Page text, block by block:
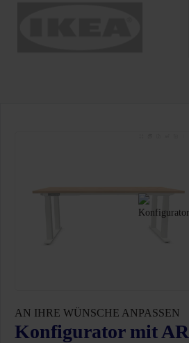
AN IHRE WÜNSCHE ANPASSEN
Konfigurator mit AR